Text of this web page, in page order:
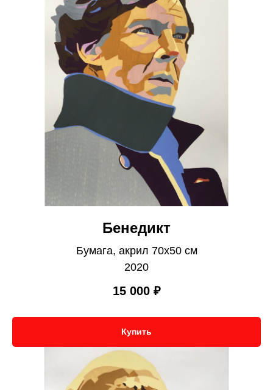
Бенедикт
Бумага, акрил 70х50 см
2020
15 000 ₽
Купить